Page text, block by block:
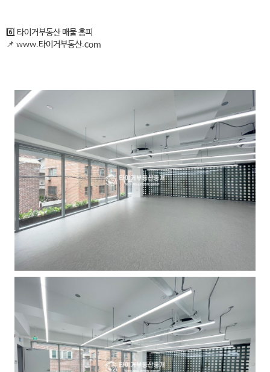
6️⃣ 타이거부동산 매물 홈피
📌 www.타이거부동산.com